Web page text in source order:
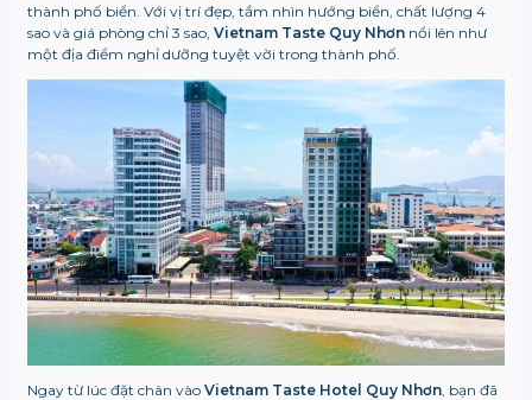
thành phố biển. Với vị trí đẹp, tầm nhìn hướng biển, chất lượng 4
sao và giá phòng chỉ 3 sao, Vietnam Taste Quy Nhơn nổi lên như
một địa điểm nghỉ dưỡng tuyệt vời trong thành phố.
Ngay từ lúc đặt chân vào Vietnam Taste Hotel Quy Nhơn, bạn đã